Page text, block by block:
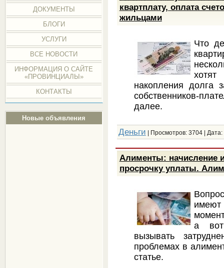
ДОКУМЕНТЫ
БЛОГИ
УСЛУГИ
ВСЕ НОВОСТИ
ИНФОРМАЦИЯ О САЙТЕ
«ПРОВИНЦИАЛЫ»
КОНТАКТЫ
Новые объявления
квартплату, оплата
жильцами
Что
накопления долга
собственников-
далее.
Деньги | Просмотров: 3704 | Дата:
Алименты: начисление
просрочку уплаты.
имеют
а вот
вызывать
проблемах в
статье.